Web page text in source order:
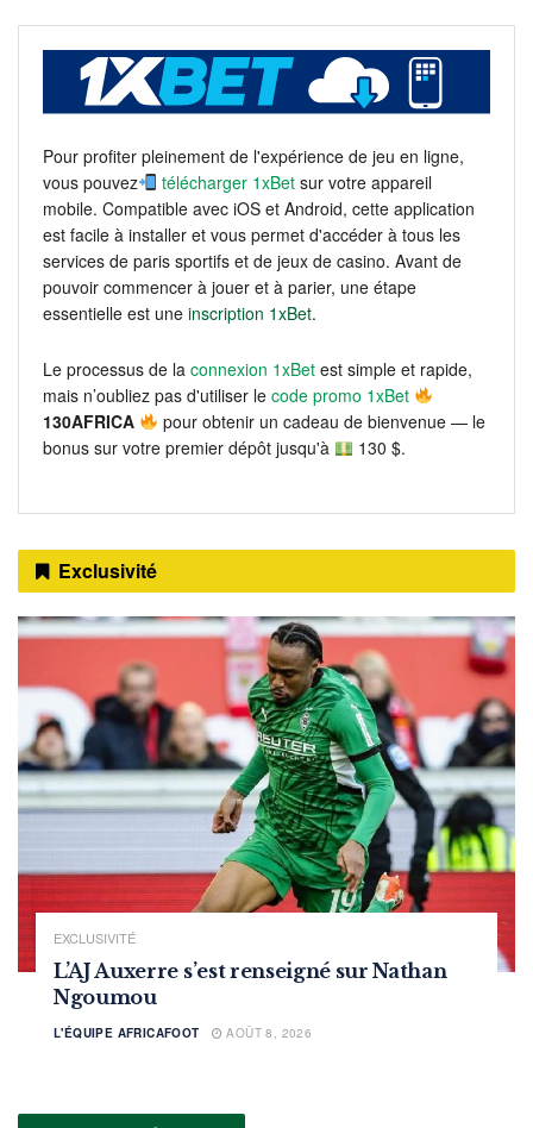
Pour profiter pleinement de l'expérience de jeu en ligne,
vous pouvez
télécharger 1xBet sur votre appareil
mobile. Compatible avec iOS et Android, cette application
est facile à installer et vous permet d'accéder à tous les
services de paris sportifs et de jeux de casino. Avant de
pouvoir commencer à jouer et à parier, une étape
essentielle est une inscription 1xBet.
Le processus de la connexion 1xBet est simple et rapide,
mais n’oubliez pas d'utiliser le code promo 1xBet
130AFRICA
pour obtenir un cadeau de bienvenue — le
bonus sur votre premier dépôt jusqu'à
130 $.
Exclusivité
EXCLUSIVITÉ
L’AJ Auxerre s’est renseigné sur Nathan
Ngoumou
L'ÉQUIPE AFRICAFOOT AOÛT 8, 2026